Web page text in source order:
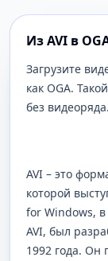
Из AVI в
Загрузите
как OGA.
без видеоряда.
AVI – это
которой
for Windows, в
AVI, был
1992 года. Он